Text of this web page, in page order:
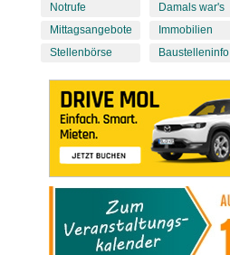
Notrufe
Mittagsangebote
Stellenbörse
Damals war's
Immobilien
Baustelleninfo